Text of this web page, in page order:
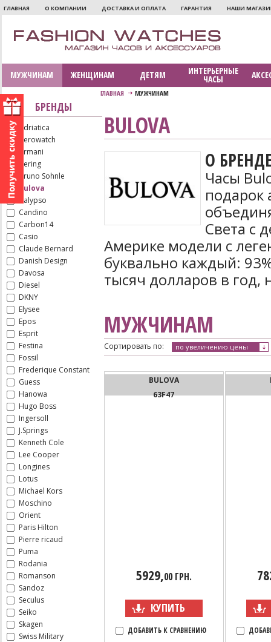
ГЛАВНАЯ О КОМПАНИИ ДОСТАВКА И ОПЛАТА ГАРАНТИЯ НАШИ
МУЖЧИНАМ ЖЕНЩИНАМ ДЕТЯМ ИНТЕРЬЕРНЫЕ
ЧАСЫ
ГЛАВНАЯ МУЖЧИНАМ
БРЕНДЫ
Adriatica
Aerowatch
Armani
Bering
Bruno Sohnle
Bulova
Calypso
Candino
Carbon14
Casio
Claude Bernard
Danish Design
Davosa
Diesel
DKNY
Elysee
Epos
Esprit
Festina
Fossil
Frederique Constant
Guess
Hanowa
Hugo Boss
Ingersoll
J.Springs
Kenneth Cole
Lee Cooper
Longines
Lotus
Michael Kors
Moschino
Orient
Paris Hilton
Pierre ricaud
Puma
Rodania
Romanson
Sandoz
Seculus
Seiko
Skagen
Swiss Military
BULOVA
О
Часы
подарок
Света с
Америке модели с
буквально каждый:
тысяч долларов в год,
МУЖЧИНАМ
Сортировать по: по увеличению цены
BULOVA
63F47
5929,00 ГРН.
КУПИТЬ
ДОБАВИТЬ К СРАВНЕНИЮ